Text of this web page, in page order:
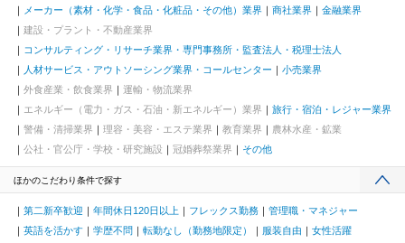
メーカー（素材・化学・食品・化粧品・その他）業界
商社業界
金融業界
建設・プラント・不動産業界
コンサルティング・リサーチ業界・専門事務所・監査法人・税理士法人
人材サービス・アウトソーシング業界・コールセンター
小売業界
外食産業・飲食業界
運輸・物流業界
エネルギー（電力・ガス・石油・新エネルギー）業界
旅行・宿泊・レジャー業界
警備・清掃業界
理容・美容・エステ業界 教育業界
農林水産・鉱業
公社・官公庁・学校・研究施設
冠婚葬祭業界 その他
ほかのこだわり条件で探す
第二新卒歓迎 年間休日120日以上 フレックス勤務
管理職・マネジャー
英語を活かす
学歴不問 転勤なし（勤務地限定） 服装自由
女性活躍